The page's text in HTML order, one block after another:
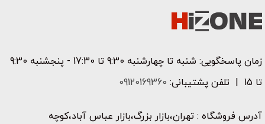
زمان پاسخگویی: شنبه تا چهارشنبه 9:30 تا 17:30 - پنجشنبه 9:30
تا 15 | تلفن پشتیبانی:
09120169360
آدرس فروشگاه : تهران،بازار بزرگ،بازار عباس آباد،کوچه